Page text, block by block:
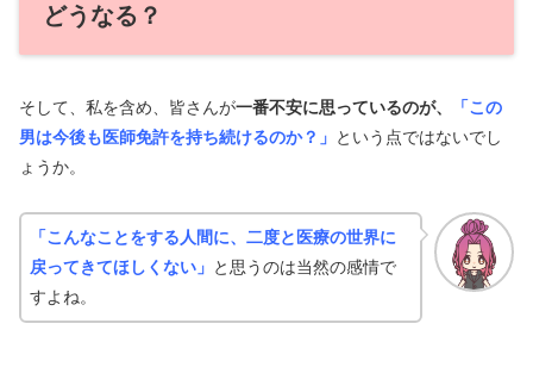
どうなる？
そして、私を含め、皆さんが一番不安に思っているのが、
「この
男は今後も医師免許を持ち続けるのか？」 という点ではないでし
ょうか。
「こんなことをする人間に、二度と医療の世界に
戻ってきてほしくない」 と思うのは当然の感情で
すよね。